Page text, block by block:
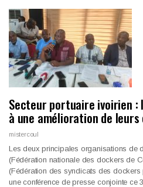
Secteur portuaire ivoirien :
à une amélioration de
mistercoul
Les deux principales organisations de
(Fédération nationale des dockers de
(Fédération des syndicats des
une conférence de presse conjointe ce